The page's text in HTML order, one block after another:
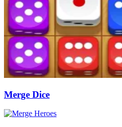
Merge Dice